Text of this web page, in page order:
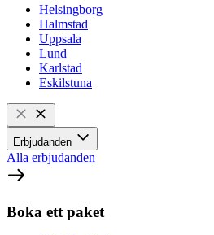
Helsingborg
Halmstad
Uppsala
Lund
Karlstad
Eskilstuna
Erbjudanden
Alla erbjudanden
Boka ett paket